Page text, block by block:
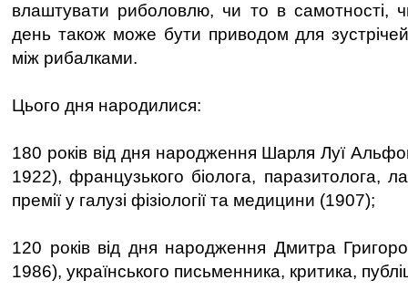
влаштувати риболовлю, чи то в самотності,
день також може бути приводом для
між рибалками.
Цього дня народилися:
180 років від дня народження Шарля Луї
1922), французького біолога, паразитолога,
премії у галузі фізіології та медицини (1907);
120 років від дня народження Дмитра
1986), українського письменника, критика,